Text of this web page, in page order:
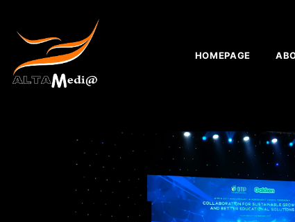
HOMEPAGE